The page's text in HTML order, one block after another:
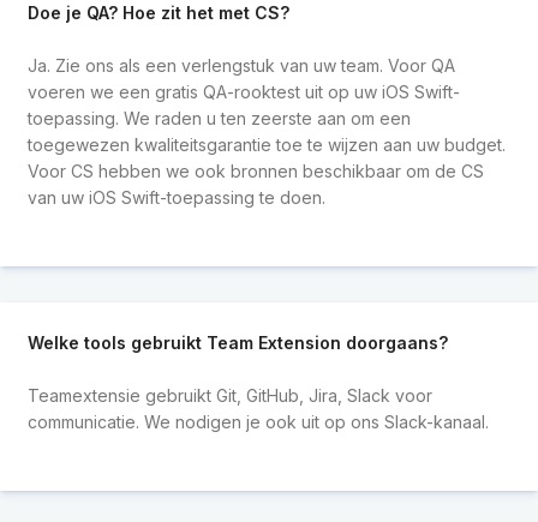
Doe je QA? Hoe zit het met CS?
Ja. Zie ons als een verlengstuk van uw team. Voor QA
voeren we een gratis QA-rooktest uit op uw iOS Swift-
toepassing. We raden u ten zeerste aan om een
toegewezen kwaliteitsgarantie toe te wijzen aan uw budget.
Voor CS hebben we ook bronnen beschikbaar om de CS
van uw iOS Swift-toepassing te doen.
Welke tools gebruikt Team Extension doorgaans?
Teamextensie gebruikt Git, GitHub, Jira, Slack voor
communicatie. We nodigen je ook uit op ons Slack-kanaal.